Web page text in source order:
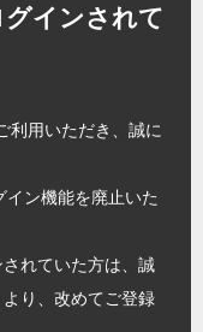
インされて
利用いただき、誠に
ン機能を廃止いた
れていた方は、誠
り、改めてご登録